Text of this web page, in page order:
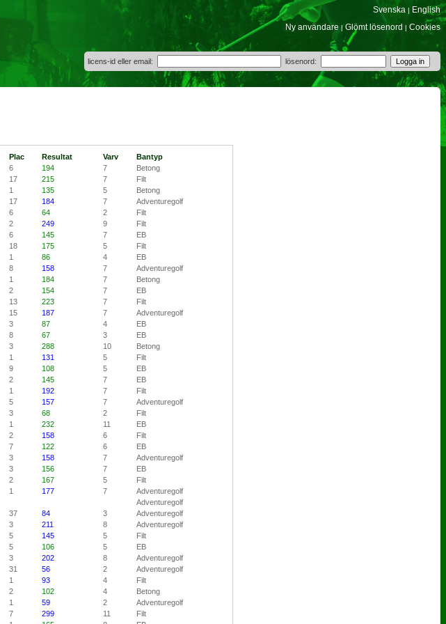
Svenska | English
Ny användare | Glömt lösenord | Cookies
licens-id eller email: lösenord:
Plac Resultat Varv
Bantyp
6 194 7
Betong
17 215 7
Filt
1 135 5
Betong
17 184 7
Adventuregolf
6 64 2
Filt
2 249 9
Filt
6 145 7
EB
18 175 5
Filt
1 86 4
EB
8 158 7
Adventuregolf
1 184 7
Betong
2 154 7
EB
13 223 7
Filt
15 187 7
Adventuregolf
3 87 4
EB
8 67 3
EB
3 288 10
Betong
1 131 5
Filt
9 108 5
EB
2 145 7
EB
1 192 7
Filt
5 157 7
Adventuregolf
3 68 2
Filt
1 232 11
EB
2 158 6
Filt
7 122 6
EB
3 158 7
Adventuregolf
3 156 7
EB
2 167 5
Filt
1 177 7
Adventuregolf
Adventuregolf
37 84 3
Adventuregolf
3 211 8
Adventuregolf
5 145 5
Filt
5 106 5
EB
3 202 8
Adventuregolf
31 56 2
Adventuregolf
1 93 4
Filt
2 102 4
Betong
1 59 2
Adventuregolf
7 299 11
Filt